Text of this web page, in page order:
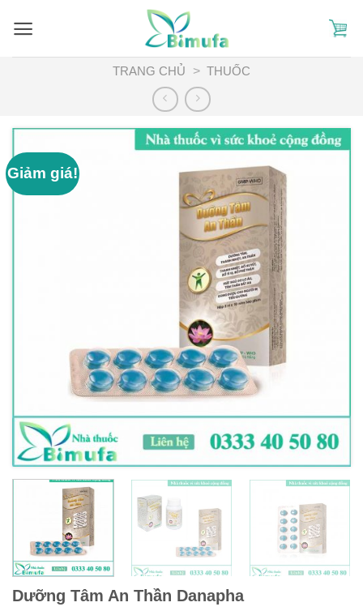
TRANG CHỦ
> THUỐC
Giảm giá!
Dưỡng Tâm An Thần Danapha